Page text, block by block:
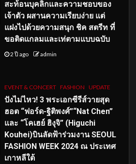
สะท้อนบุคลิกและความชอบของ
เจ้าตัว ผสานความเรียบง่าย แต่
แฝงไปด้วยความสนุก ชิค สตรีท ที่
ขอติดแกลมและเท่ตามแบบฉบับ
2 ปี ago admin
EVENT & CONCERT FASHION UPDATE
ปังไม่ไหว! 3 พระเอกซีรีส์วายสุด
ฮอต “ฟอร์ด-ฐิติพงศ์”“Nat Chen”
และ “โคเฮย์ ฮิงุจิ” (Higuchi
Kouhei)บินลัดฟ้าร่วมงาน SEOUL
FASHION WEEK 2024 ณ ประเทศ
เกาหลีใต้